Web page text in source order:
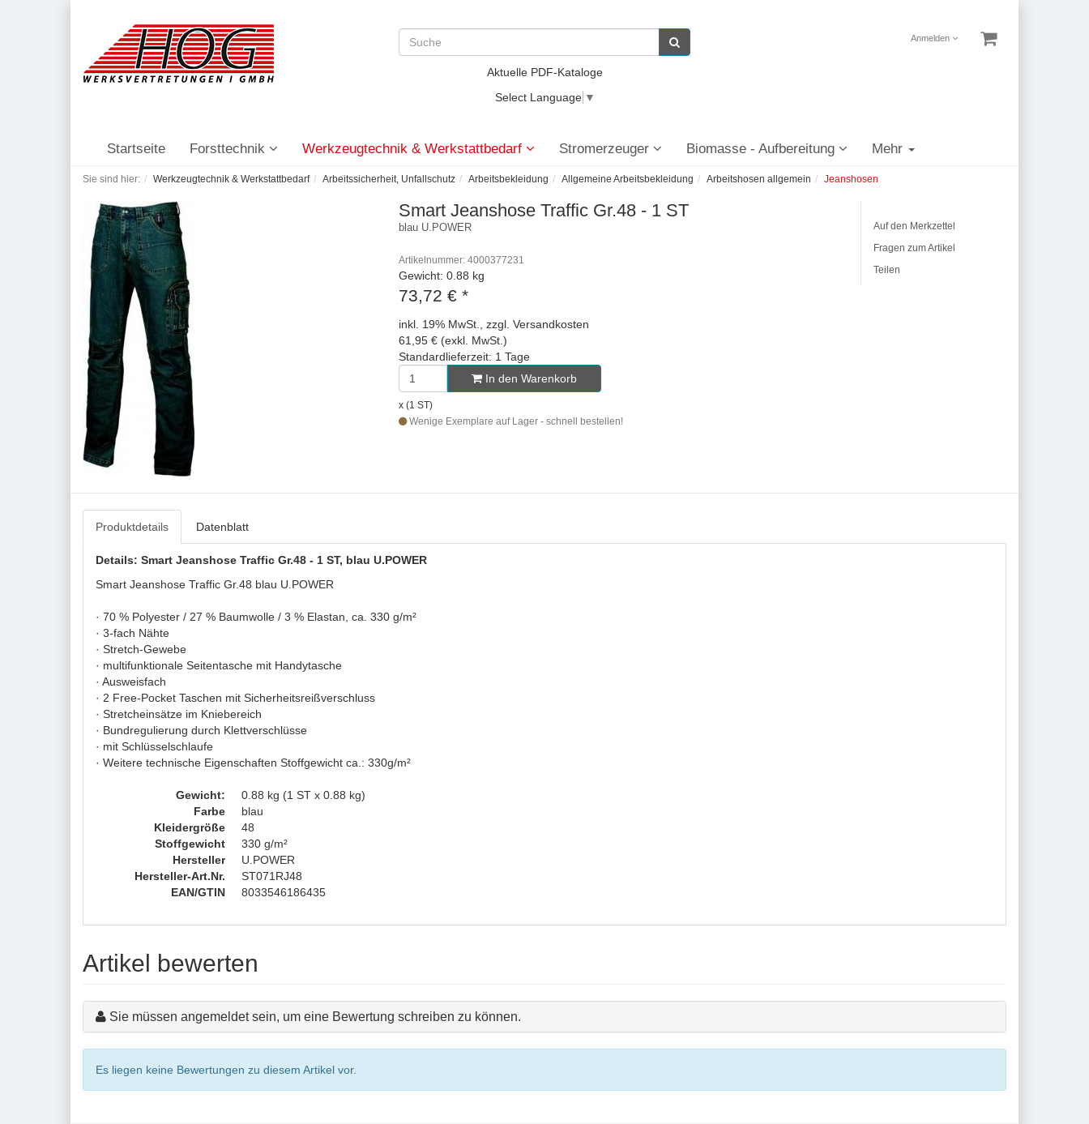
Anmelden
Aktuelle PDF-Kataloge
Select Language ▼
Startseite Forsttechnik Werkzeugtechnik & Werkstattbedarf Stromerzeuger Biomasse - Aufbereitung Mehr
Sie sind hier: Werkzeugtechnik & Werkstattbedarf Arbeitssicherheit, Unfallschutz Arbeitsbekleidung Allgemeine Arbeitsbekleidung Arbeitshosen allgemein Jeanshosen
Smart Jeanshose Traffic Gr.48 - 1 ST
blau U.POWER
Artikelnummer: 4000377231
Gewicht: 0.88 kg
73,72 € *
inkl. 19% MwSt., zzgl. Versandkosten
61,95 € (exkl. MwSt.)
Standardlieferzeit: 1 Tage
In den Warenkorb
x (1 ST)
Wenige Exemplare auf Lager - schnell bestellen!
Auf den Merkzettel
Fragen zum Artikel
Teilen
Produktdetails Datenblatt
Details: Smart Jeanshose Traffic Gr.48 - 1 ST, blau U.POWER
Smart Jeanshose Traffic Gr.48 blau U.POWER
· 70 % Polyester / 27 % Baumwolle / 3 % Elastan, ca. 330 g/m²
· 3-fach Nähte
· Stretch-Gewebe
· multifunktionale Seitentasche mit Handytasche
· Ausweisfach
· 2 Free-Pocket Taschen mit Sicherheitsreißverschluss
· Stretcheinsätze im Kniebereich
· Bundregulierung durch Klettverschlüsse
· mit Schlüsselschlaufe
· Weitere technische Eigenschaften Stoffgewicht ca.: 330g/m²
Gewicht:
0.88 kg (1 ST x 0.88 kg)
Farbe
blau
Kleidergröße
48
Stoffgewicht
330 g/m²
Hersteller
U.POWER
Hersteller-Art.Nr.
ST071RJ48
EAN/GTIN
8033546186435
Artikel bewerten
Sie müssen angemeldet sein, um eine Bewertung schreiben zu können.
Es liegen keine Bewertungen zu diesem Artikel vor.